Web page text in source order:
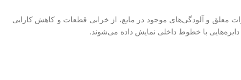
معلق و آلودگی‌های موجود در مایع، از خرابی قطعات و کاهش کارایی
با خطوط داخلی نمایش داده می‌شوند.